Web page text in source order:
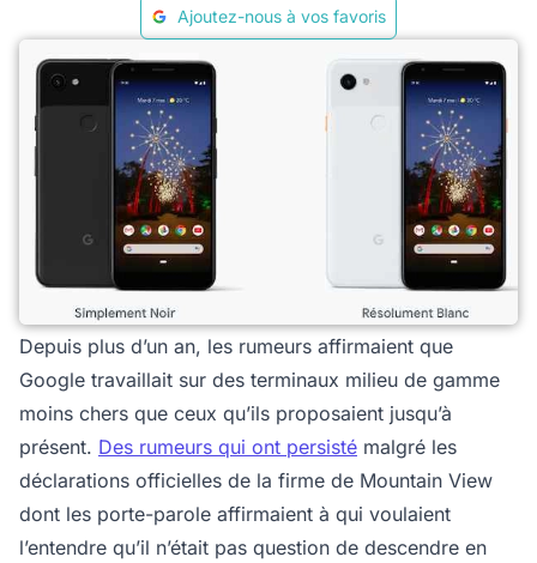
Ajoutez-nous à vos favoris
Depuis plus d’un an, les rumeurs affirmaient que
Google travaillait sur des terminaux milieu de gamme
moins chers que ceux qu’ils proposaient jusqu’à
présent. Des rumeurs qui ont persisté malgré les
déclarations officielles de la firme de Mountain View
dont les porte-parole affirmaient à qui voulaient
l’entendre qu’il n’était pas question de descendre en